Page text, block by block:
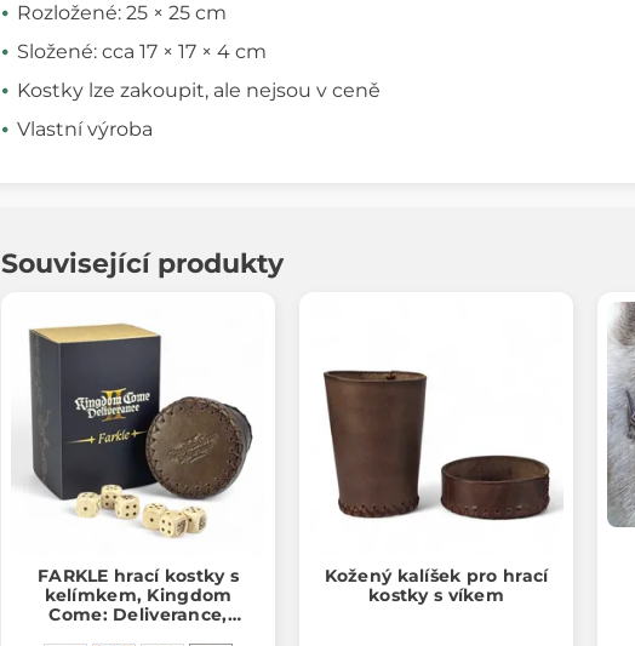
Rozložené: 25 × 25 cm
Složené: cca 17 × 17 × 4 cm
Kostky lze zakoupit, ale nejsou v ceně
Vlastní výroba
Související produkty
FARKLE hrací kostky s
kelímkem, Kingdom
Come: Deliverance,
Kožený kalíšek pro hrací
kostky s víkem